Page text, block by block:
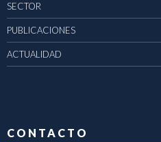
SECTOR
PUBLICACIONES
ACTUALIDAD
CONTACTO